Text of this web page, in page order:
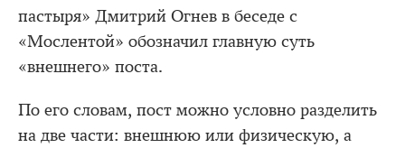
пастыря» Дмитрий Огнев в беседе с
«Мослентой» обозначил главную суть
«внешнего» поста.
По его словам, пост можно условно разделить
на две части: внешнюю или физическую, а